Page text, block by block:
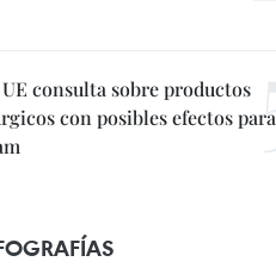
consulta sobre productos
con posibles efectos para